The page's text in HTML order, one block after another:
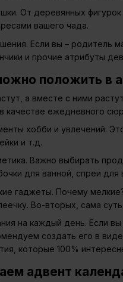
От деревянных
вашего чада.
Если вы – родитель
и прочие атрибуты
положить в
а вместе с ними
качестве ежедневного
хобби и увлечений.
и т.д.
Важно выбирать
для ванной, спреи для
гаджеты. Почему
Во-вторых, сама
на каждый день. Если
создать его в
которые 100%
адвент